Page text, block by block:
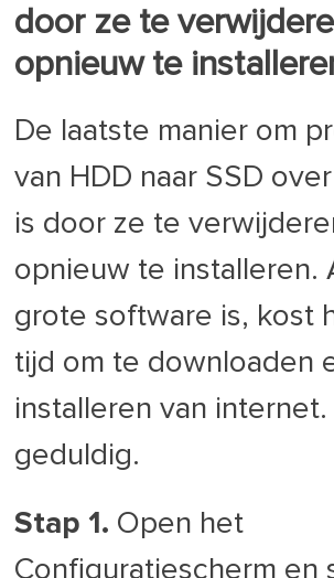
door ze te
opnieuw te
De laatste manier om
van HDD naar SSD
is door ze te
opnieuw te installeren.
grote software is, kost
tijd om te downloaden
installeren van internet.
geduldig.
Stap 1. Open het
Configuratiescherm en